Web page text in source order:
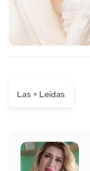
Las + Leídas